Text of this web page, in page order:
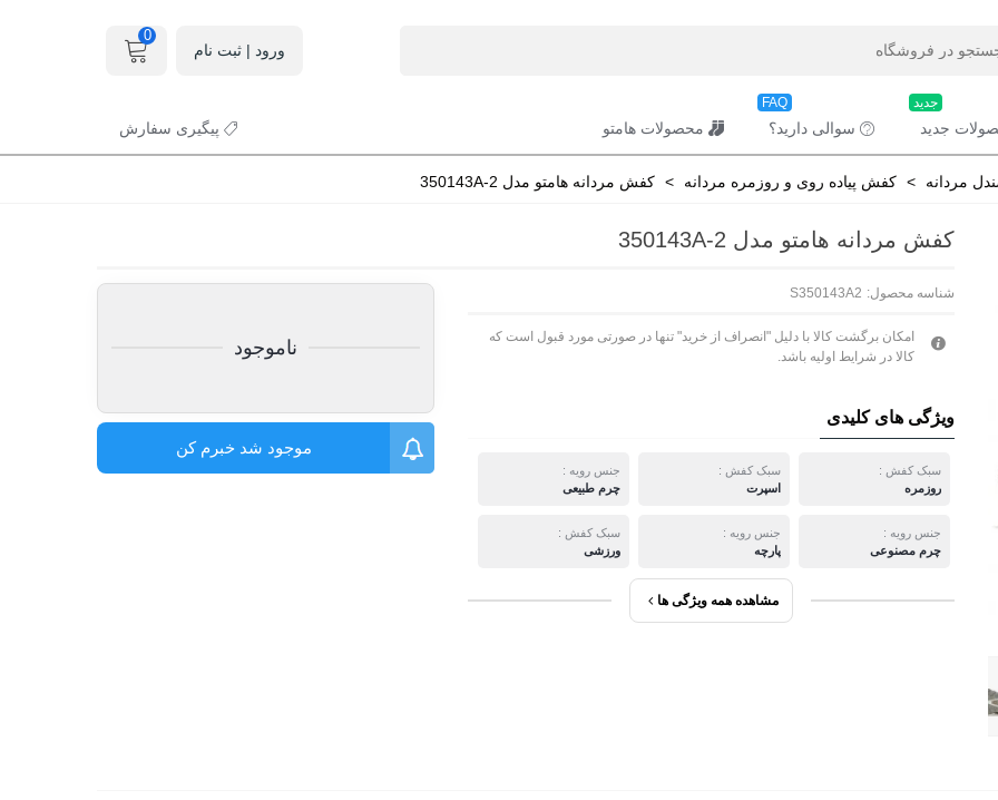
ورود | ثبت نام
0
جدید
جدید
سوالی دارید؟
FAQ
محصولات هامتو پیگیری سفارش
مردانه > کفش پیاده روی و روزمره مردانه > کفش مردانه هامتو مدل 350143A-2
کفش مردانه هامتو مدل 350143A-2
شناسه محصول: S350143A2
امکان برگشت کالا با دلیل "انصراف از خرید" تنها در صورتی مورد قبول است که
کالا در شرایط اولیه باشد.
ویژگی های کلیدی
سبک کفش :
روزمره
سبک کفش :
اسپرت
جنس رویه :
چرم طبیعی
جنس رویه :
چرم مصنوعی
جنس رویه :
پارچه
سبک کفش :
ورزشی
مشاهده همه ویژگی ها
ناموجود
موجود شد خبرم کن